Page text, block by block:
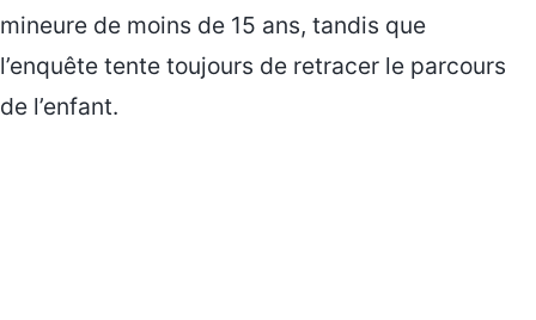
mineure de moins de 15 ans, tandis que
l’enquête tente toujours de retracer le parcours
de l’enfant.